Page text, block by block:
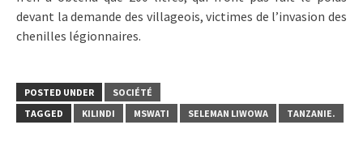
devant la demande des villageois, victimes de l’invasion des
chenilles légionnaires.
POSTED UNDER
SOCIÉTÉ
TAGGED
KILINDI MSWATI SELEMAN LIWOWA TANZANIE.